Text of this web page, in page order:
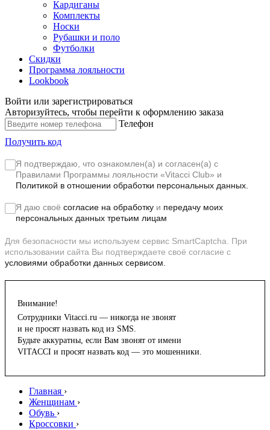
Кардиганы
Комплекты
Носки
Рубашки и поло
Футболки
Скидки
Программа лояльности
Lookbook
Войти или зарегистрироваться
Авторизуйтесь, чтобы перейти к оформлению заказа
Телефон
Получить код
Я подтверждаю, что ознакомлен(а) и согласен(а) с
Правилами Программы лояльности «Vitacci Club» и
Политикой в отношении обработки персональных данных.
Я даю своё согласие на обработку и передачу моих
персональных данных третьим лицам
Для безопасности мы используем сервис SmartCaptcha. При
использовании сайта Вы подтверждаете своё согласие с
условиями обработки данных сервисом.
Внимание!
Сотрудники Vitacci.ru — никогда не звонят
и не просят назвать код из SMS.
Будьте аккуратны, если Вам звонят от имени
VITACCI и просят назвать код — это мошенники.
Главная ›
Женщинам ›
Обувь ›
Кроссовки ›